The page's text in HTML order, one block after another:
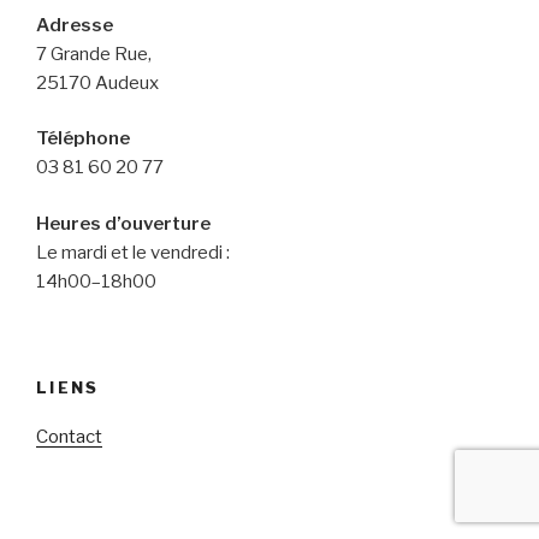
Adresse
7 Grande Rue,
25170 Audeux
Téléphone
03 81 60 20 77
Heures d’ouverture
Le mardi et le vendredi :
14h00–18h00
LIENS
Contact